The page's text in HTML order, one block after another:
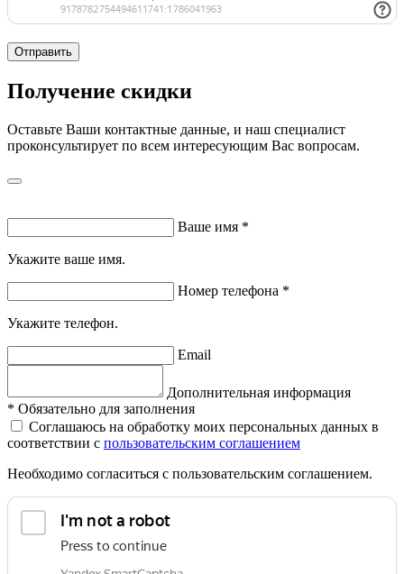
Отправить
Получение скидки
Оставьте Ваши контактные данные, и наш специалист
проконсультирует по всем интересующим Вас вопросам.
Ваше имя *
Укажите ваше имя.
Номер телефона *
Укажите телефон.
Email
Дополнительная информация
* Обязательно для заполнения
Соглашаюсь на обработку моих персональных данных в
соответствии с пользовательским соглашением
Необходимо согласиться с пользовательским соглашением.